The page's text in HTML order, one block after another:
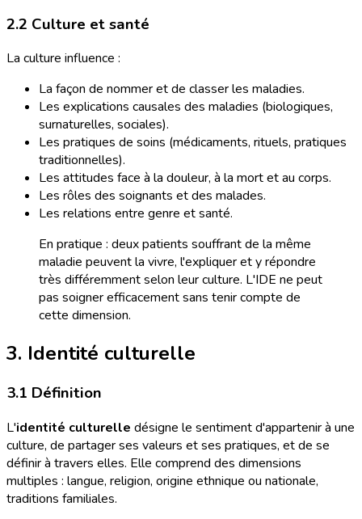
2.2 Culture et santé
La culture influence :
La façon de nommer et de classer les maladies.
Les explications causales des maladies (biologiques,
surnaturelles, sociales).
Les pratiques de soins (médicaments, rituels, pratiques
traditionnelles).
Les attitudes face à la douleur, à la mort et au corps.
Les rôles des soignants et des malades.
Les relations entre genre et santé.
En pratique : deux patients souffrant de la même
maladie peuvent la vivre, l'expliquer et y répondre
très différemment selon leur culture. L'IDE ne peut
pas soigner efficacement sans tenir compte de
cette dimension.
3. Identité culturelle
3.1 Définition
L'identité culturelle désigne le sentiment d'appartenir à une
culture, de partager ses valeurs et ses pratiques, et de se
définir à travers elles. Elle comprend des dimensions
multiples : langue, religion, origine ethnique ou nationale,
traditions familiales.